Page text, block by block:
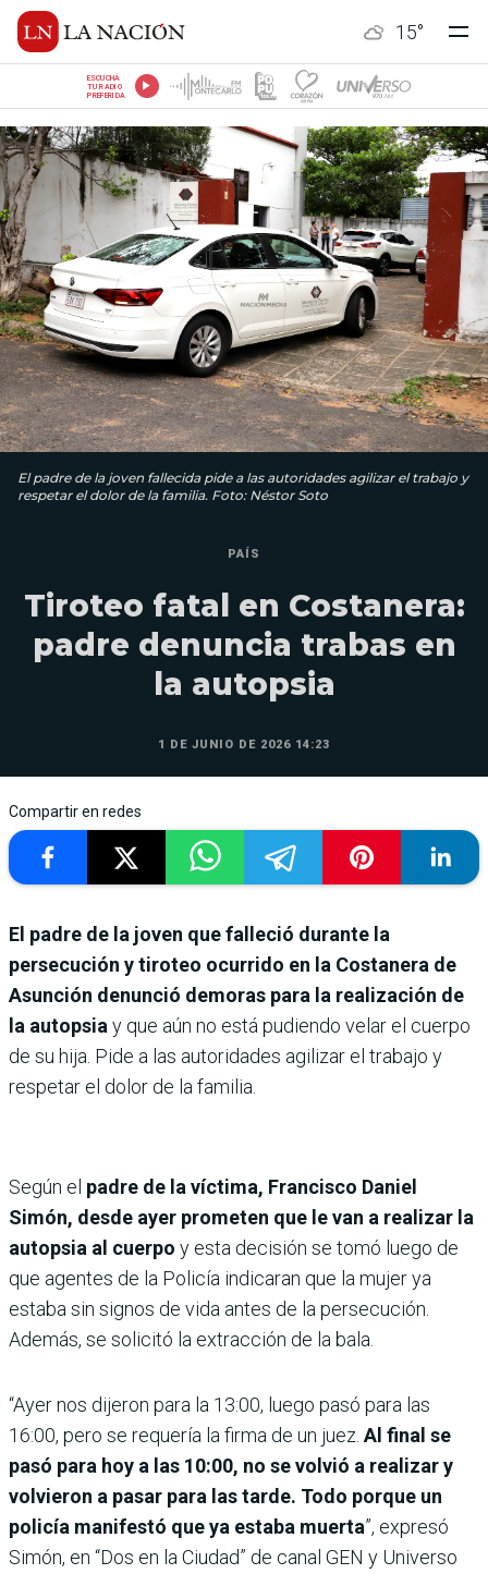
15°
ESCUCHÁ
TU RADIO
PREFERIDA
El padre de la joven fallecida pide a las autoridades agilizar el trabajo y
respetar el dolor de la familia. Foto: Néstor Soto
PAÍS
Tiroteo fatal en Costanera:
padre denuncia trabas en
la autopsia
1 DE JUNIO DE 2026 14:23
Compartir en redes
El padre de la joven que falleció durante la
persecución y tiroteo ocurrido en la Costanera de
Asunción denunció demoras para la realización de
la autopsia y que aún no está pudiendo velar el cuerpo
de su hija. Pide a las autoridades agilizar el trabajo y
respetar el dolor de la familia.
Según el padre de la víctima, Francisco Daniel
Simón, desde ayer prometen que le van a realizar la
autopsia al cuerpo y esta decisión se tomó luego de
que agentes de la Policía indicaran que la mujer ya
estaba sin signos de vida antes de la persecución.
Además, se solicitó la extracción de la bala.
“Ayer nos dijeron para la 13:00, luego pasó para las
16:00, pero se requería la firma de un juez. Al final se
pasó para hoy a las 10:00, no se volvió a realizar y
volvieron a pasar para las tarde. Todo porque un
policía manifestó que ya estaba muerta”, expresó
Simón, en “Dos en la Ciudad” de canal GEN y Universo